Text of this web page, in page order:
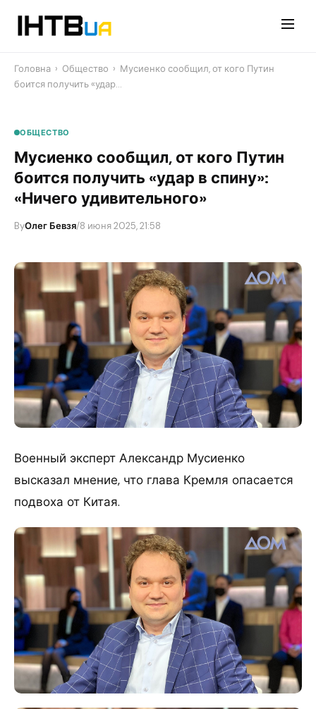
Головна › Общество › Мусиенко сообщил, от кого Путин
боится получить «удар…
ОБЩЕСТВО
Мусиенко сообщил, от кого Путин
боится получить «удар в спину»:
«Ничего удивительного»
ByОлег Бевзя/8 июня 2025, 21:58
Военный эксперт Александр Мусиенко
высказал мнение, что глава Кремля опасается
подвоха от Китая.